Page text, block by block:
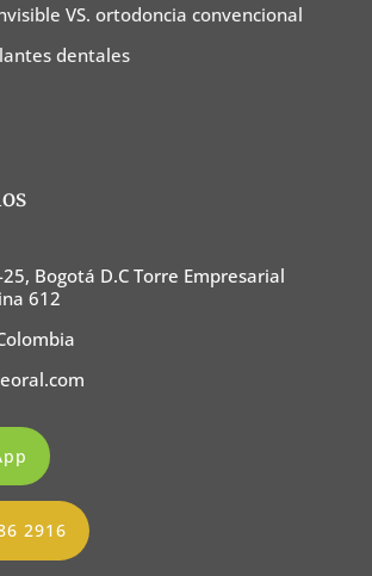
VS. ortodoncia convencional
dentales
Bogotá D.C Torre Empresarial
612
2916